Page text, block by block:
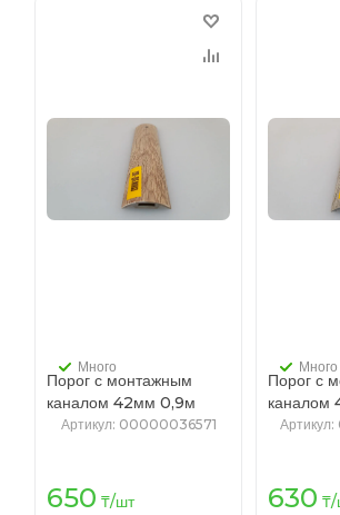
Порог с монтажным
каналом 42мм 0,9м
"Идеал", 208 Дуб мокко
Много
Артикул: 00000036571
650 ₸/шт
Порог с
каналом
"Идеал",
Много
Артикул:
630 ₸/